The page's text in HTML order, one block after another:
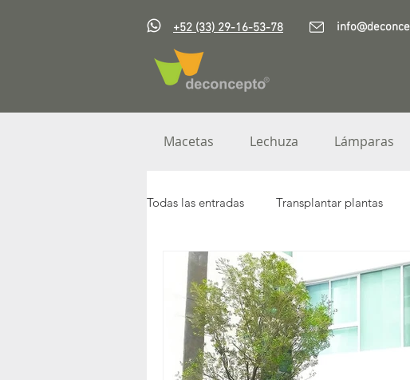
+52 (33) 29-16-53-78
Macetas Lechuza Lámparas
Todas las entradas Transplantar plantas
Plantas artificiales Muebles de Fibra
Macetas colgantes Muro Verde